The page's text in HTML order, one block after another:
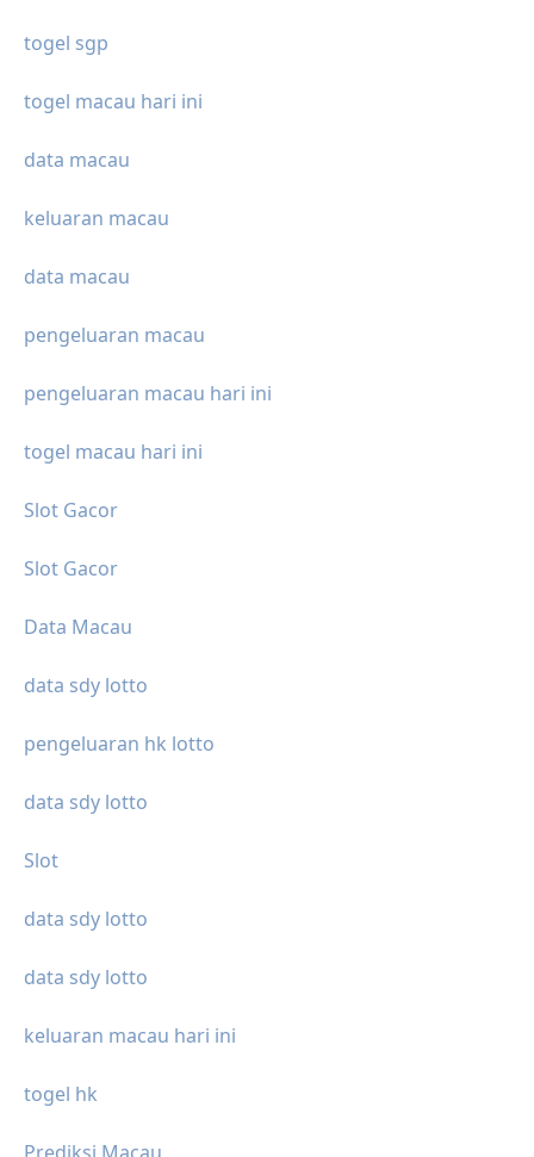
togel sgp
togel macau hari ini
data macau
keluaran macau
data macau
pengeluaran macau
pengeluaran macau hari ini
togel macau hari ini
Slot Gacor
Slot Gacor
Data Macau
data sdy lotto
pengeluaran hk lotto
data sdy lotto
Slot
data sdy lotto
data sdy lotto
keluaran macau hari ini
togel hk